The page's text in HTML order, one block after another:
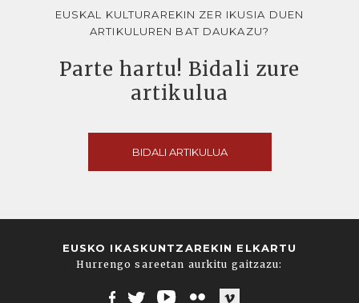
EUSKAL KULTURAREKIN ZER IKUSIA DUEN
ARTIKULUREN BAT DAUKAZU?
Parte hartu! Bidali zure
artikulua
BIDALI ARTIKULUA
EUSKO IKASKUNTZAREKIN ELKARTU
Hurrengo sareetan aurkitu gaitzazu: